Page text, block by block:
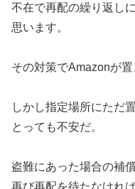
不在で再配の繰り返し
思います。
その対策でAmazonが置
しかし指定場所にただ
とっても不安だ。
盗難にあった場合の補
再び再配を待たなけれ